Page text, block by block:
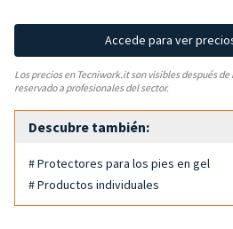
Accede para ver
Los precios en Tecniwork.it son visibles después
reservado a profesionales del sector.
Descubre también:
# Protectores para los pies en gel
# Productos individuales